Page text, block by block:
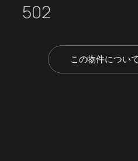
502
この物件につい